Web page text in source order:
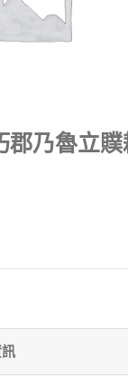
郡乃魯立贌